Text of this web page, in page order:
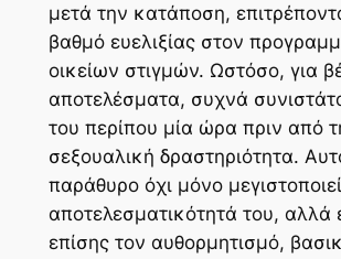
μετά την κατάποση,
βαθμό ευελιξίας στον
οικείων στιγμών. Ωστόσο, για
αποτελέσματα, συχνά
του περίπου μία ώρα πριν από
σεξουαλική δραστηριότητα.
παράθυρο όχι μόνο
αποτελεσματικότητά του, αλλά
επίσης τον αυθορμητισμό,